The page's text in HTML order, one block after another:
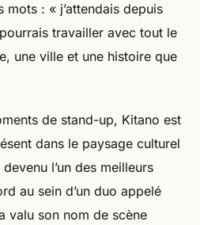
: « j’attendais depuis
travailler avec tout le
une ville et une histoire que
de stand-up, Kitano est
dans le paysage culturel
l’un des meilleurs
au sein d’un duo appelé
valu son nom de scène